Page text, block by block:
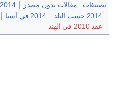
تصنيفات: مقالات بدون مصدر
2014 في الهند
2014 حسب البلد
2014 في آسيا
عقد 2010 في الهند